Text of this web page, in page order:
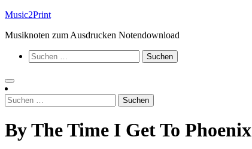
Zum
springen
Music2Print
Musiknoten zum Ausdrucken Notendownload
Suchen
nach:
Suchen
nach:
By The Time I Get To Phoenix